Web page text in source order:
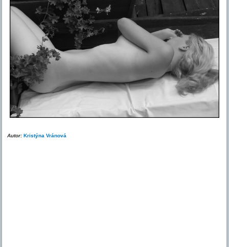
Autor:Kristýna Vránová